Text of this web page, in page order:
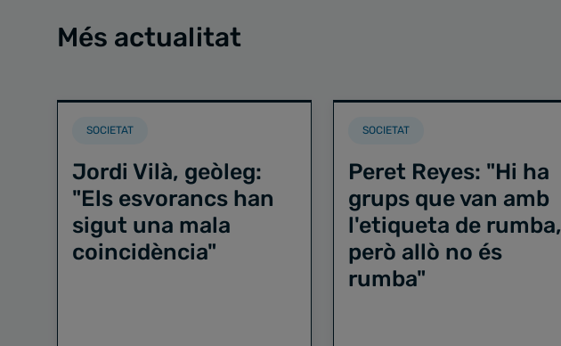
Més actualitat
SOCIETAT
Jordi Vilà, geòleg:
"Els esvorancs han
sigut una mala
coincidència"
SOCIETAT
Peret Reyes: "Hi ha
grups que van amb
l'etiqueta de rumba,
però allò no és
rumba"